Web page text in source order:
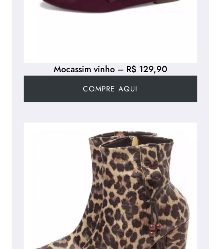
Mocassim vinho – R$ 129,90
COMPRE AQUI